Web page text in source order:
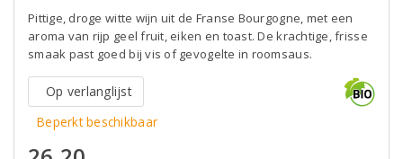
Pittige, droge witte wijn uit de Franse Bourgogne, met een
aroma van rijp geel fruit, eiken en toast. De krachtige, frisse
smaak past goed bij vis of gevogelte in roomsaus.
Op verlanglijst
Beperkt beschikbaar